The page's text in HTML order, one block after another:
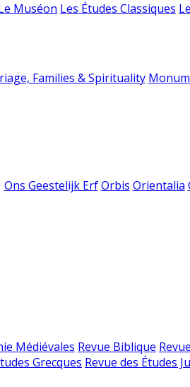
Muséon Les Études Classiques
Families & Spirituality
Ons Geestelijk Erf Orbis Orientalia
Médiévales Revue Biblique
Grecques Revue des Études